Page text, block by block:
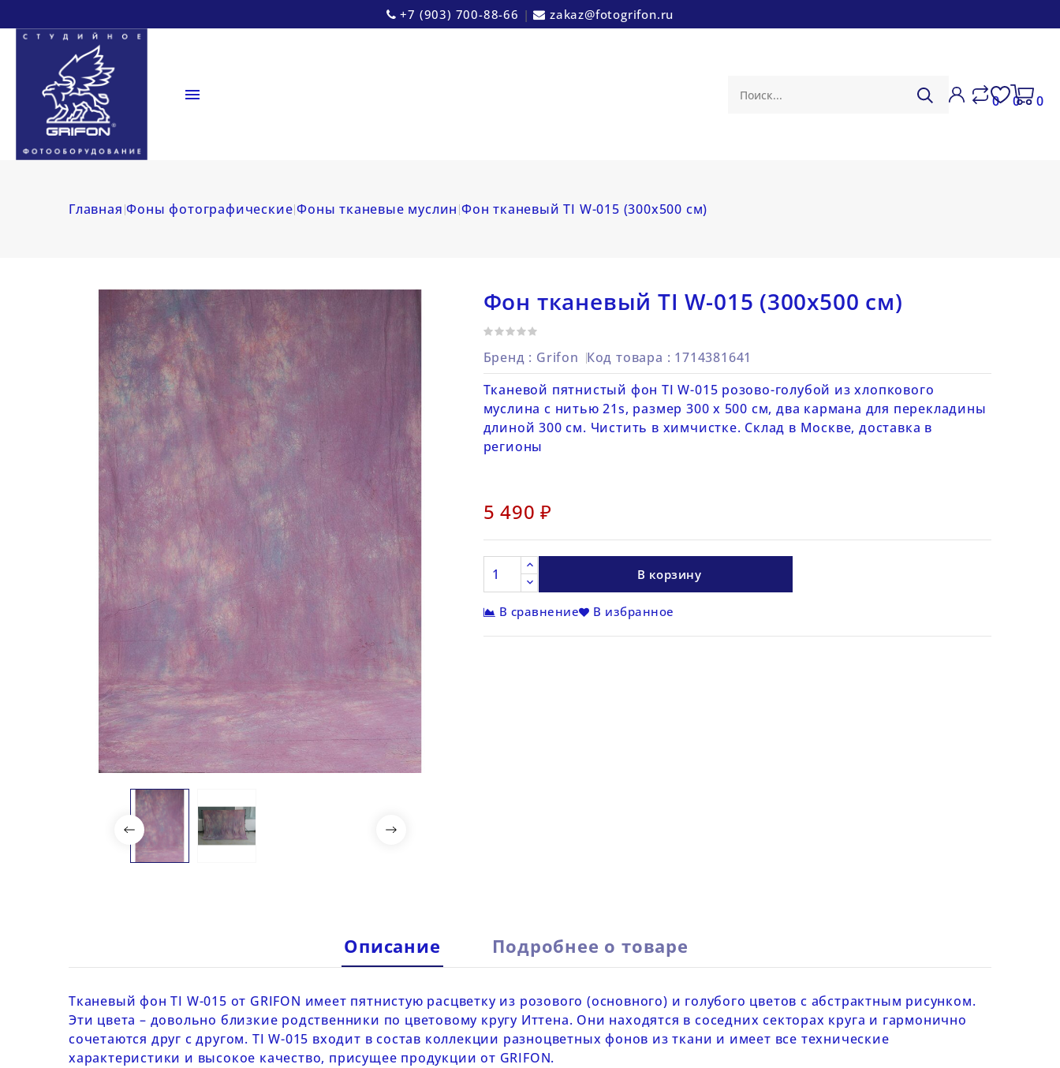
+7 (903) 700-88-66 | zakaz@fotogrifon.ru
 0 0 0
Главная Фоны фотографические Фоны тканевые муслин Фон тканевый TI W-015 (300х500 см)
Фон тканевый TI W-015 (300х500 см)
Бренд : Grifon Код товара : 1714381641
Тканевой пятнистый фон TI W-015 розово-голубой из хлопкового
муслина с нитью 21s, размер 300 х 500 см, два кармана для перекладины
длиной 300 см. Чистить в химчистке. Склад в Москве, доставка в
регионы
5 490 ₽
В корзину
В сравнение В избранное
Описание Подробнее о товаре
Тканевыйфон TI W-015 от GRIFON имеет пятнистую расцветку из розового (основного) и голубого цветов с абстрактным рисунком.
Эти цвета – довольно близкие родственники по цветовому кругу Иттена. Они находятся в соседних секторах круга и гармонично
сочетаются друг с другом. TI W-015 входит в состав коллекции разноцветных фонов из ткани и имеет все технические
характеристики и высокое качество, присущее продукции от GRIFON.